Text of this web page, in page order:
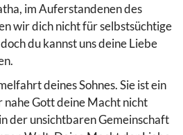
im Auferstandenen des
wir dich nicht für selbstsüchtige
du kannst uns deine Liebe
deines Sohnes. Sie ist ein
nahe Gott deine Macht nicht
der unsichtbaren Gemeinschaft